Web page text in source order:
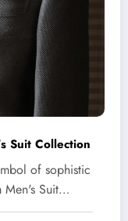
Suit Collection
of sophistic
Men's Suit…